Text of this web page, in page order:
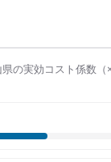
県の実効コスト係数（